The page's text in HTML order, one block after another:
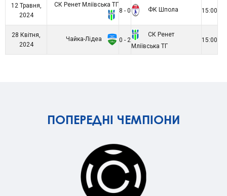
12 Травня,
2024
СК Ренет Мліївська ТГ
8 - 0
ФК Шпола 15:00
28 Квітня,
2024
Чайка-Лідеа 0 - 2
СК Ренет
Мліївська ТГ
15:00
ПОПЕРЕДНІ ЧЕМПІОНИ